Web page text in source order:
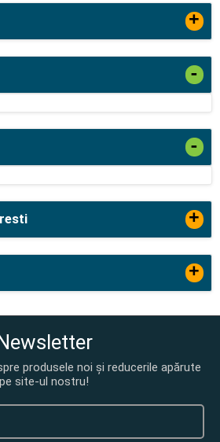
+
-
-
+
+
produsele noi și reducerile apărute
pe site-ul nostru!